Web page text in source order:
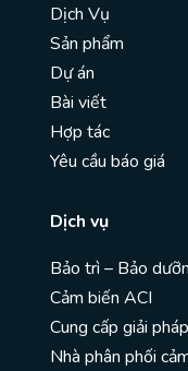
Dịch Vụ
Sản phẩm
Dự án
Bài viết
Hợp tác
Yêu cầu báo giá
Dịch vụ
Bảo trì – Bảo
Cảm biến ACI
Cung cấp giải
Nhà phân phối